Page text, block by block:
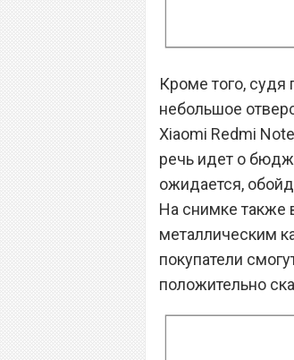
Кроме того, судя
небольшое
Xiaomi Redmi
речь идет о
ожидается,
На снимке также
металлическим
покупатели
положительно